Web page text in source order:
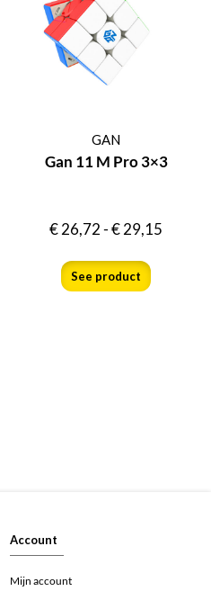
GAN
Gan 11 M Pro 3×3
€26,72-€29,15
See product
Account
Mijn account